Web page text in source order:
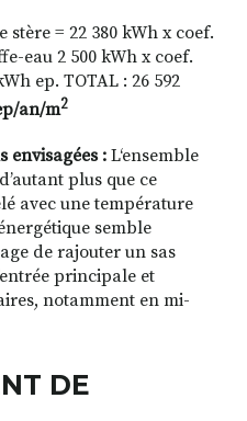
stère = 22 380 kWh x coef.
eau 2 500 kWh x coef.
h ep. TOTAL : 26 592
an/m2
envisagées : L‘ensemble
plus que ce
avec une température
semble
de rajouter un sas
principale et
notamment en mi-
DE